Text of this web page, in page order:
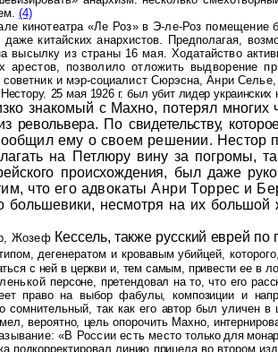
(4)
кино­театра «Ле Роз» в Э-ле-Роз помещение
даже китайских анархистов. Предполагая,
высылку из страны 16 мая. Ходатайство
арестов, позволило отложить выдворение
советник и мэр-социалист Сюрэсна,Анри Селье,
25 мая 1926 г. был убит лидер
знакомый с Махно, потерял многих
револьвера. По свидетельству,
ему о своем решении. Нестор
на Петлюру вину за погромы,
происхождения, был даже
что его адвокаты Анри Торрес и
большевики, несмотря на их большой
Жозеф Кессель, также русский еврей
дегенератом и кровавым убийцей,
с ней в церкви и, тем самым, привести ее в
персоне, претендовал на то, что его
право на выбор фабулы, композиции и
сомнительный, так как его автор был уличен в
вероятно, цель опорочить Махно,
«В России есть местотолько для
подкорректировал линию прицела во втором